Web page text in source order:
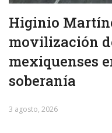
Higinio
movilización
mexiquenses
soberanía
3 agosto, 2026